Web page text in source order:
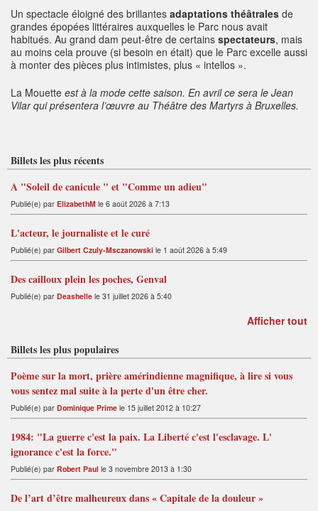
Un spectacle éloigné des brillantes adaptations théâtrales de
grandes épopées littéraires auxquelles le Parc nous avait
habitués. Au grand dam peut-être de certains spectateurs, mais
au moins cela prouve (si besoin en était) que le Parc excelle aussi
à monter des pièces plus intimistes, plus « intellos ».
La Mouette est à la mode cette saison. En avril ce sera le Jean
Vilar qui présentera l’œuvre au Théâtre des Martyrs à Bruxelles.
Billets les plus récents
A "Soleil de canicule " et "Comme un adieu"
Publié(e) par ElizabethM le 6 août 2026 à 7:13
L'acteur, le journaliste et le curé
Publié(e) par Gilbert Czuly-Msczanowski le 1 août 2026 à 5:49
Des cailloux plein les poches, Genval
Publié(e) par Deashelle le 31 juillet 2026 à 5:40
Afficher tout
Billets les plus populaires
Poème sur la mort, prière amérindienne magnifique, à lire si vous
vous sentez mal suite à la perte d'un être cher.
Publié(e) par Dominique Prime le 15 juillet 2012 à 10:27
1984: "La guerre c'est la paix. La Liberté c'est l'esclavage. L'
ignorance c'est la force."
Publié(e) par Robert Paul le 3 novembre 2013 à 1:30
De l’art d’être malheureux dans « Capitale de la douleur »